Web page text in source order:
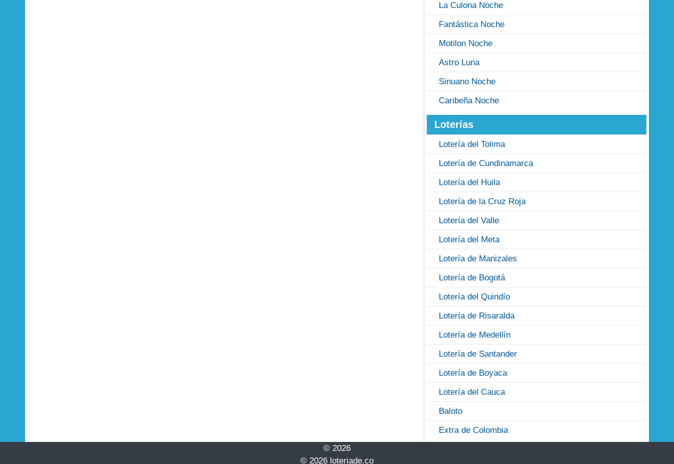
La Culona Noche
Fantástica Noche
Motilon Noche
Astro Luna
Sinuano Noche
Caribeña Noche
Loterías
Lotería del Tolima
Lotería de Cundinamarca
Lotería del Huila
Lotería de la Cruz Roja
Lotería del Valle
Lotería del Meta
Lotería de Manizales
Lotería de Bogotá
Lotería del Quindío
Lotería de Risaralda
Lotería de Medellín
Lotería de Santander
Lotería de Boyaca
Lotería del Cauca
Baloto
Extra de Colombia
© 2026
© 2026 loteriade.co